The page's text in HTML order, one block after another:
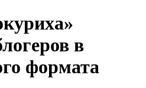
в
формата